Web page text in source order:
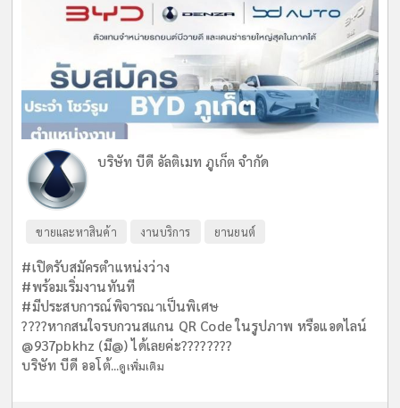
บริษัท บีดี อัลติเมท ภูเก็ต จำกัด
ขายและหาสินค้า งานบริการ ยานยนต์
#เปิดรับสมัครตำแหน่งว่าง
#พร้อมเริ่มงานทันที
#มีประสบการณ์พิจารณาเป็นพิเศษ
????หากสนใจรบกวนสแกน QR Code ในรูปภาพ หรือแอดไลน์
@937pbkhz (มี@) ได้เลยค่ะ????????
บริษัท บีดี ออโต้...ดูเพิ่มเติม